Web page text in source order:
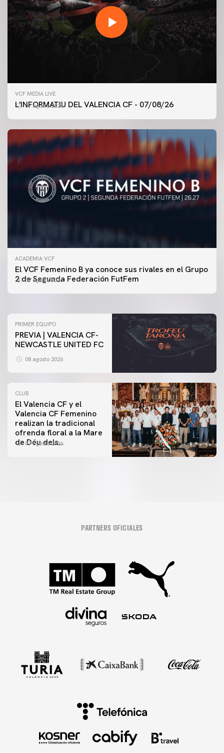
VCF MEDIA LIVE
L'INFORMATIU DEL VALENCIA CF - 07/08/26
07 agosto 2026
ACADEMIA VCF
El VCF Femenino B ya conoce sus rivales en el Grupo
2 de Segunda Federación FutFem
07 agosto 2026
PRIMER EQUIPO
ENTRENAMIENTO DEL VALENCIA CF 7/8/2026
PRIMER EQUIPO
PREVIA | VALENCIA CF-
NEWCASTLE UNITED FC
08 agosto 2026
CLUB
El Valencia CF y el
Valencia CF Femenino
realizan la tradicional
ofrenda floral a la Mare
de Déu dels
07 agosto 2026
PARTNERS OFICIALES